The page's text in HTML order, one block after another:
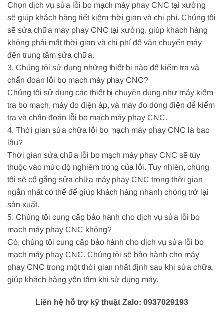
Chọn dịch vụ sửa lỗi bo mạch máy phay CNC tại xưởng
sẽ giúp khách hàng tiết kiệm thời gian và chi phí. Chúng tôi
sẽ sửa chữa máy phay CNC tại xưởng, giúp khách hàng
không phải mất thời gian và chi phí để vận chuyển máy
đến trung tâm sửa chữa.
3. Chúng tôi sử dụng những thiết bị nào để kiểm tra và
chẩn đoán lỗi bo mạch máy phay CNC?
Chúng tôi sử dụng các thiết bị chuyên dụng như máy kiểm
tra bo mạch, máy đo điện áp, và máy đo dòng điện để kiểm
tra và chẩn đoán lỗi bo mạch máy phay CNC.
4. Thời gian sửa chữa lỗi bo mạch máy phay CNC là bao
lâu?
Thời gian sửa chữa lỗi bo mạch máy phay CNC sẽ tùy
thuộc vào mức độ nghiêm trọng của lỗi. Tuy nhiên, chúng
tôi sẽ cố gắng sửa chữa máy phay CNC trong thời gian
ngắn nhất có thể để giúp khách hàng nhanh chóng trở lại
sản xuất.
5. Chúng tôi cung cấp bảo hành cho dịch vụ sửa lỗi bo
mạch máy phay CNC không?
Có, chúng tôi cung cấp bảo hành cho dịch vụ sửa lỗi bo
mạch máy phay CNC. Chúng tôi sẽ bảo hành cho máy
phay CNC trong một thời gian nhất định sau khi sửa chữa,
giúp khách hàng yên tâm khi sử dụng máy.
Liên hệ hỗ trợ kỹ thuật Zalo: 0937029193